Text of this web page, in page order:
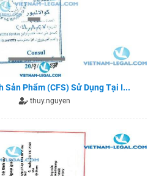
Sản Phẩm (CFS) Sử Dụng Tại I...
thuy.nguyen